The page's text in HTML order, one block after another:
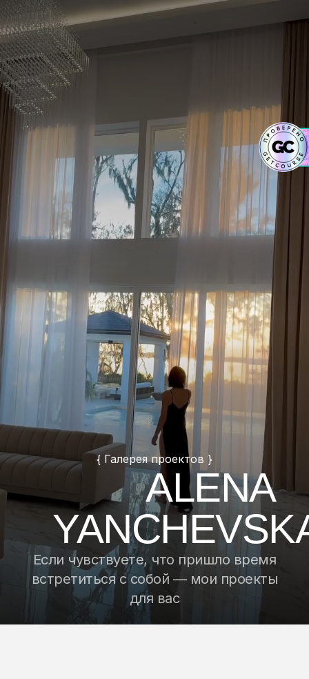
{ Галерея проектов }
ALENA
Если чувствуете, что пришло время
встретиться с собой — мои проекты
для вас